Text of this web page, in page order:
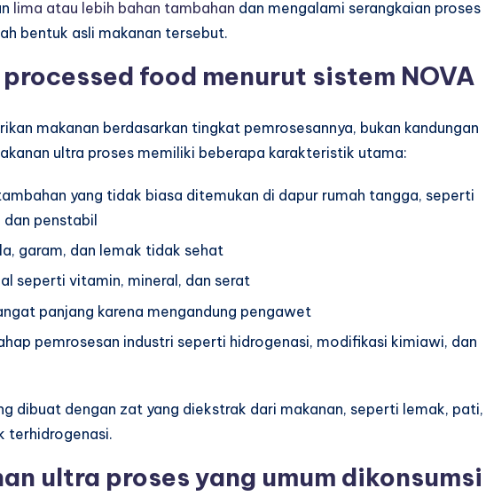
lima atau lebih bahan tambahan dan mengalami serangkaian proses
bentuk asli makanan tersebut.
food menurut sistem NOVA
makanan berdasarkan tingkat pemrosesannya, bukan kandungan
ultra proses memiliki beberapa karakteristik utama:
yang tidak biasa ditemukan di dapur rumah tangga, seperti
penstabil
garam, dan lemak tidak sehat
seperti vitamin, mineral, dan serat
panjang karena mengandung pengawet
pemrosesan industri seperti hidrogenasi, modifikasi kimiawi, dan
dibuat dengan zat yang diekstrak dari makanan, seperti lemak, pati,
terhidrogenasi.
ultra proses yang umum dikonsumsi